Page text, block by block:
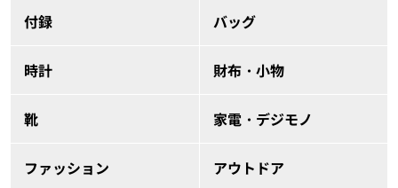
付録 バッグ
時計 財布・小物
靴 家電・デジモノ
ファッション アウトドア